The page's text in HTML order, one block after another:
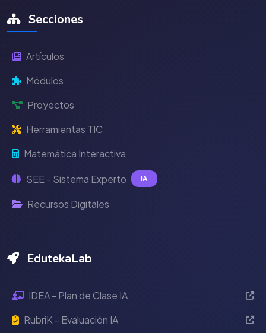
Secciones
Artículos
Módulos
Proyectos
Herramientas TIC
Matemática Interactiva
SEE - Sistema Experto IA
Recursos Digitales
EdutekaLab
IDEA - Plan de Clase IA
RubriK - Evaluación IA